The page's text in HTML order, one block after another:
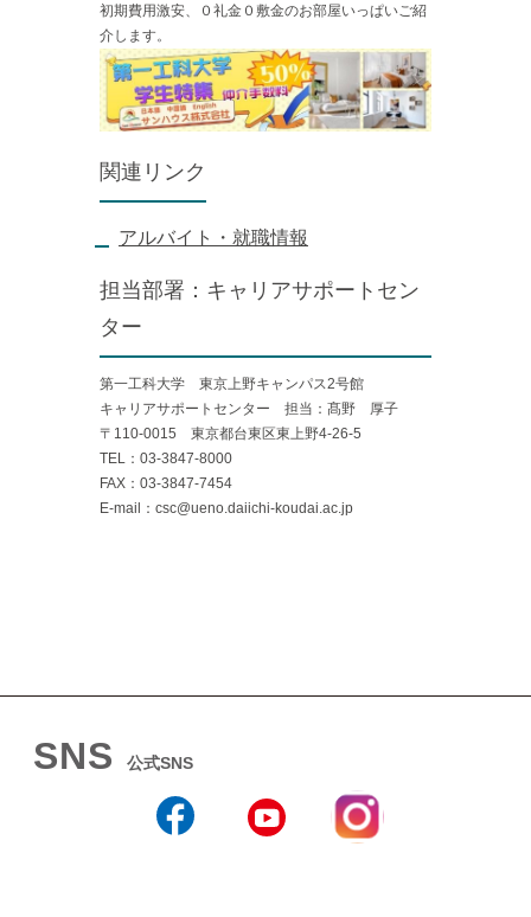
初期費用激安、０礼金０敷金のお部屋いっぱいご紹
介します。
関連リンク
アルバイト・就職情報
担当部署：キャリアサポートセン
ター
第一工科大学 東京上野キャンパス2号館
キャリアサポートセンター 担当：髙野 厚子
〒110-0015 東京都台東区東上野4-26-5
TEL：03-3847-8000
FAX：03-3847-7454
E-mail：csc@ueno.daiichi-koudai.ac.jp
SNS 公式SNS